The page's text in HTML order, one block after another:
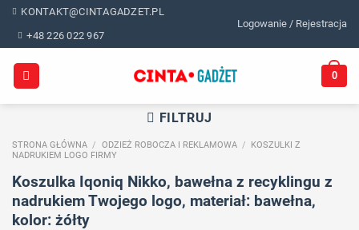
Skip
content
KONTAKT@CINTAGADZET.PL
+48 226 022 967
Logowanie / Rejestracja
0
FILTRUJ
STRONA GŁÓWNA / ODZIEŻ ROBOCZA I REKLAMOWA /
KOSZULKI Z
NADRUKIEM LOGO FIRMY
Koszulka Iqoniq Nikko, bawełna z recyklingu z
nadrukiem Twojego logo, materiał: bawełna,
kolor: żółty